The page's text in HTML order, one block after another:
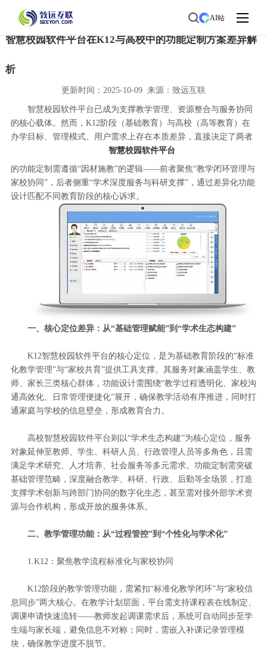
AI站
首页>了解致远>新闻中心
智慧校园软件平台在K12与高校中的功能定制方案差异解
析
更新时间：2025-10-09 来源：致远互联
智慧校园软件平台已成为支撑教学管理、资源整合与服务协同
的核心载体。然而，K12阶段（基础教育）与高校（高等教育）在
办学目标、管理模式、用户需求上存在本质差异，直接决定了两者
智慧校园软件平台
的功能定制需遵循“因材施教”的逻辑——前者聚焦“教学闭环管理与
家校协同”，后者侧重“学术深度服务与科研支撑”，通过差异化功能
设计匹配不同教育阶段的核心诉求。
一、核心定位差异：从“基础管理赋能”到“学术生态构建”
K12智慧校园软件平台的核心定位，是为基础教育阶段的“标准
化教学管理”与“家校共育”提供工具支撑。其服务对象涵盖学生、教
师、家长三类核心群体，功能设计需围绕“教学过程透明化、家校沟
通高效化、日常管理便捷化”展开，确保教学活动有序推进，同时打
通家庭与学校的信息壁垒，形成教育合力。
高校智慧校园软件平台则以“学术生态构建”为核心定位，服务
对象延伸至教师、学生、科研人员、行政管理人员等多角色，且需
满足学术研究、人才培养、社会服务等多元需求。功能定制需突破
基础管理范畴，深度融合教学、科研、行政、后勤等全场景，打造
支撑学术创新与跨部门协同的数字化生态，甚至需对接外部学术资
源与合作机构，形成开放的服务体系。
二、教学管理功能：从“过程管控”到“个性化与学术化”
1.K12：聚焦教学流程标准化与家校协同
K12阶段的教学管理功能，需紧扣“标准化教学闭环”与“家校信
息同步”两大核心。在教学计划层面，平台需支持课程表在线制定、
调课申请快速流转——教师发起调课需求后，系统可自动同步至学
生端与家长端，避免信息不对称；同时，需嵌入补课记录管理模
块，确保教学进度不脱节。